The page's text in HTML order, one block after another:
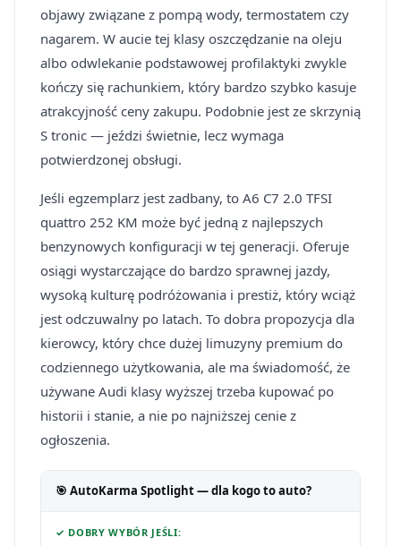
objawy związane z pompą wody, termostatem czy
nagarem. W aucie tej klasy oszczędzanie na oleju
albo odwlekanie podstawowej profilaktyki zwykle
kończy się rachunkiem, który bardzo szybko kasuje
atrakcyjność ceny zakupu. Podobnie jest ze skrzynią
S tronic — jeździ świetnie, lecz wymaga
potwierdzonej obsługi.
Jeśli egzemplarz jest zadbany, to A6 C7 2.0 TFSI
quattro 252 KM może być jedną z najlepszych
benzynowych konfiguracji w tej generacji. Oferuje
osiągi wystarczające do bardzo sprawnej jazdy,
wysoką kulturę podróżowania i prestiż, który wciąż
jest odczuwalny po latach. To dobra propozycja dla
kierowcy, który chce dużej limuzyny premium do
codziennego użytkowania, ale ma świadomość, że
używane Audi klasy wyższej trzeba kupować po
historii i stanie, a nie po najniższej cenie z
ogłoszenia.
🎯 AutoKarma Spotlight — dla kogo to auto?
✓ DOBRY WYBÓR JEŚLI: